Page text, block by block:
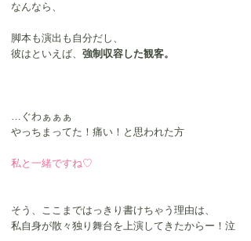
なんなら、
脚本も演出も自分だし、
彼はといえば、 強制収容した観客。
…ぐわぁぁぁ
やっちまってた！痛い！と思われた方
私と一緒ですね♡
そう、ここまではっきり書けちゃう理由は、
私自身が散々独り舞台を上演してきたからー！泣